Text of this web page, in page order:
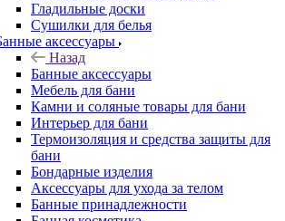
Гладильные доски
Сушилки для белья
аксессуары
Назад
Банные аксессуары
Мебель для бани
Камни и соляные товары для бани
Интерьер для бани
Термоизоляция и средства защиты для
бани
Бондарные изделия
Аксеcсуары для ухода за телом
Банные принадлежности